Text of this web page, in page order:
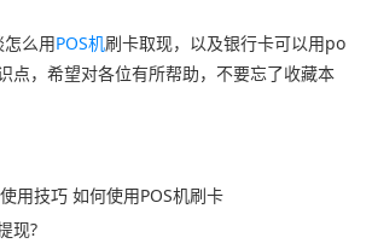
么用POS机刷卡取现，以及银行卡可以用po
点，希望对各位有所帮助，不要忘了收藏本
用技巧 如何使用POS机刷卡
现?